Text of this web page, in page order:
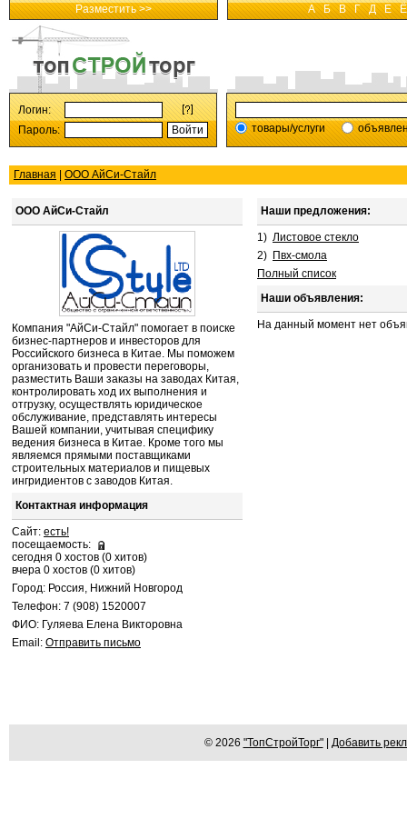
Разместить >> А Б В Г Д Е Ё
Логин:
Пароль:
товары/услуги
Главная ООО АйСи-Стайл
ООО АйСи-Стайл
Компания "АйСи-Стайл" помогает в поиске
бизнес-партнеров и инвесторов для
Российского бизнеса в Китае. Мы поможем
организовать и провести переговоры,
разместить Ваши заказы на заводах Китая,
контролировать ход их выполнения и
отгрузку, осуществлять юридическое
обслуживание, представлять интересы
Вашей компании, учитывая специфику
ведения бизнеса в Китае. Кроме того мы
являемся прямыми поставщиками
строительных материалов и пищевых
ингридиентов с заводов Китая.
Контактная информация
Сайт: есть!
посещаемость:
сегодня 0 хостов (0 хитов)
вчера 0 хостов (0 хитов)
Город: Россия, Нижний Новгород
Телефон: 7 (908) 1520007
ФИО: Гуляева Елена Викторовна
Email: Отправить письмо
Наши предложения:
1) Листовое стекло
2) Пвх-смола
Полный список
Наши объявления:
На данный момент нет
© 2026 "ТопСтройТорг"| Добавить